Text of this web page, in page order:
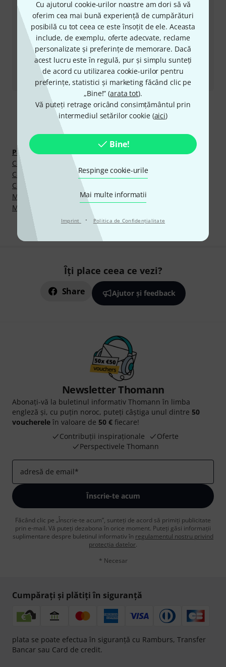
Cu ajutorul cookie-urilor noastre am dori să vă
oferim cea mai bună experiență de cumpărături
posibilă cu tot ceea ce este însoțit de ele. Aceasta
include, de exemplu, oferte adecvate, reclame
personalizate și preferințe de memorare. Dacă
acest lucru este în regulă, pur și simplu sunteți
de acord cu utilizarea cookie-urilor pentru
preferințe, statistici și marketing făcând clic pe
„Bine!” (arata tot).
Vă puteți retrage oricând consimțământul prin
intermediul setărilor cookie (aici)
Bine!
Respinge cookie-urile
Mai multe informatii
Imprint · Politica de Confidenţialitate
Alte moduri de a ne contacta
Returnează produs
Toate contactele
Descoperă mai mult
Partituri, C&#259;r&#355;i, CD-uri &#351;i DVD-uri
Cărţi despre Instrumente
Cărţi despre Sintetizatoare
Cărți de specialitate
Manuale pt. Contrabas
Master Class Chitară
Îți place ceea ce vezi?
Share Ajutor și feedback
Newsletter Thomann
Abonați-vă la buletinul informativ Thomann în limba
engleză și, cu puțin noroc, puteți câștiga unul dintre 50
voucherele în valoare de 50 € fiecare!
Contribuții inspiraționale
Oferte
Perspectivele Thomann
adresă de email*
Înscrie-te acum
Făcând clic pe „Înscrie-te acum”, sunteți de acord să primiți publicitate
prin e-mail. Vă puteți dezabona în orice moment. Puteți găsi informații
suplimentare despre buletinul informativ în regulamentul nostru privind
protecția datelor.
* Necesar
Cumpărați și plătiți în siguranță
plata se poate efectua în siguranță cu Ramburs, Transfer
Bancar sau Card de credit.